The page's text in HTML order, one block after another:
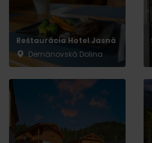
Reštaurácia Hotel Jasná
Demänovská Dolina